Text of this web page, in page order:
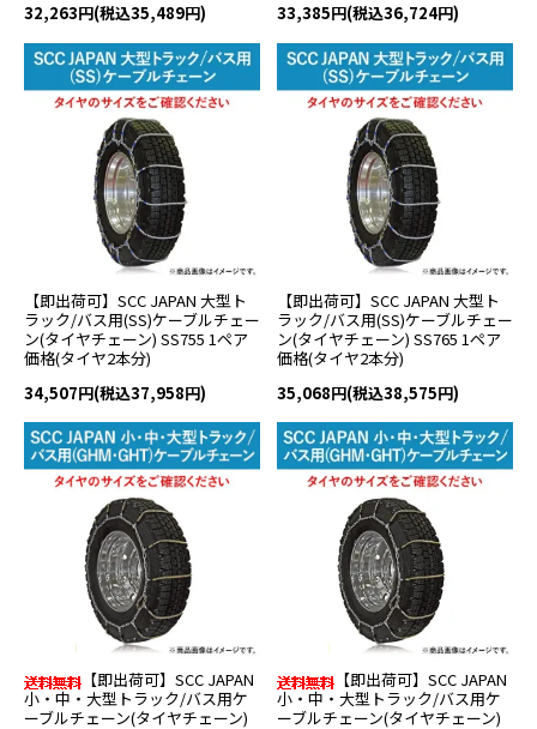
32,263円(税込35,489円)
33,385円(税込36,724円)
【即出荷可】SCC JAPAN 大型ト
ラック/バス用(SS)ケーブルチェー
ン(タイヤチェーン) SS755 1ペア
価格(タイヤ2本分)
34,507円(税込37,958円)
【即出荷可】SCC JAPAN 大型ト
ラック/バス用(SS)ケーブルチェー
ン(タイヤチェーン) SS765 1ペア
価格(タイヤ2本分)
35,068円(税込38,575円)
【即出荷可】SCC JAPAN
小・中・大型トラック/バス用ケ
ーブルチェーン(タイヤチェーン)
【即出荷可】SCC JAPAN
小・中・大型トラック/バス用ケ
ーブルチェーン(タイヤチェーン)